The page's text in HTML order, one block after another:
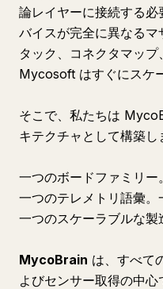
論レイヤーに接続する
バイスが完全に異なる
タック、コネクタマップ
Mycosoft はすぐにスケ
そこで、私たちは
キテクチャとして構築し
一つのボードファミリー
一つのテレメトリ語彙。
一つのスケーラブルな製
MycoBrain は、すべて
よびセンサー取得の中